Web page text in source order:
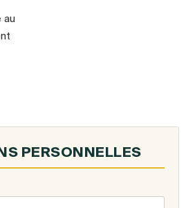
au
PERSONNELLES